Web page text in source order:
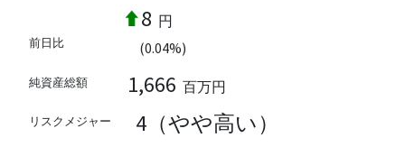
前日比
8 円
(0.04%)
純資産総額 1,666 百万円
リスクメジャー 4（やや高い）